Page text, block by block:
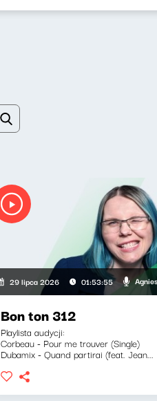
29 lipca 2026 01:53:55
Bon ton 312
Playlista audycji:
Corbeau - Pour me trouver (Single)
Dubamix - Quand partirai (feat. Jean...